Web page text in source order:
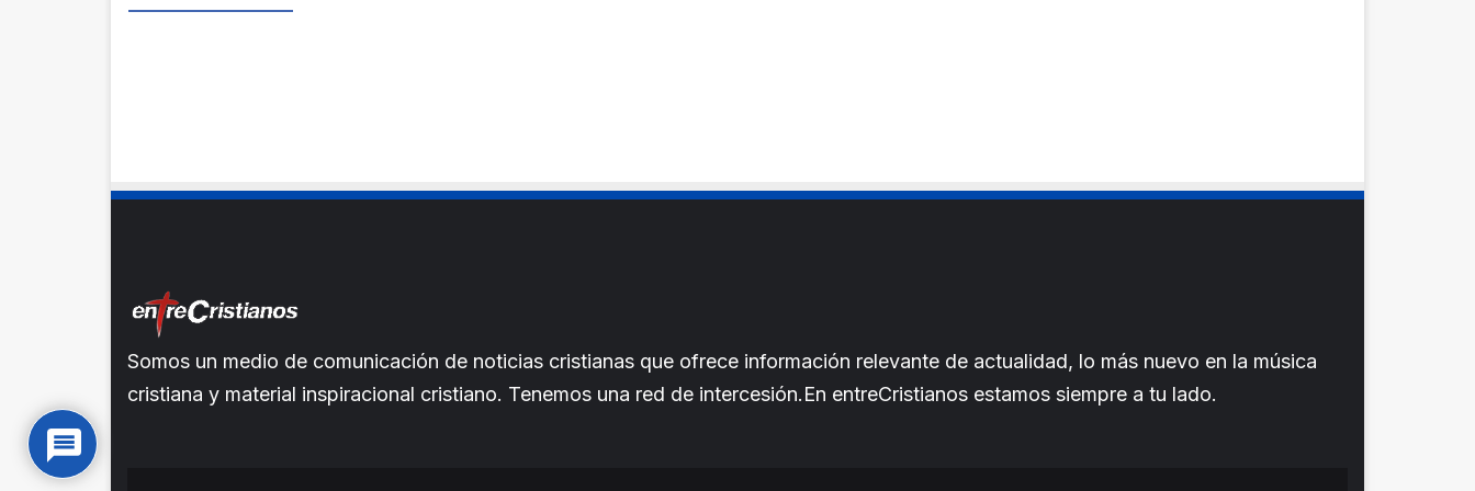
Somos un medio de comunicación de noticias cristianas que ofrece información relevante de actualidad, lo más nuevo en la música
cristiana y material inspiracional cristiano. Tenemos una red de intercesión.En entreCristianos estamos siempre a tu lado.